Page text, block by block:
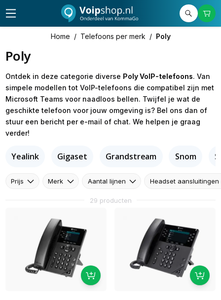
Home / Telefoons per merk / Poly
Poly
Ontdek in deze categorie diverse Poly VoIP-telefoons. Van
simpele modellen tot VoIP-telefoons die compatibel zijn met
Microsoft Teams voor naadloos bellen. Twijfel je wat de
geschikte telefoon voor jouw omgeving is? Bel ons dan of
stuur een bericht per e-mail of chat. We helpen je graag
verder!
Yealink Gigaset Grandstream Snom
Prijs Merk Aantal lijnen Headset aansluitingen
29 producten